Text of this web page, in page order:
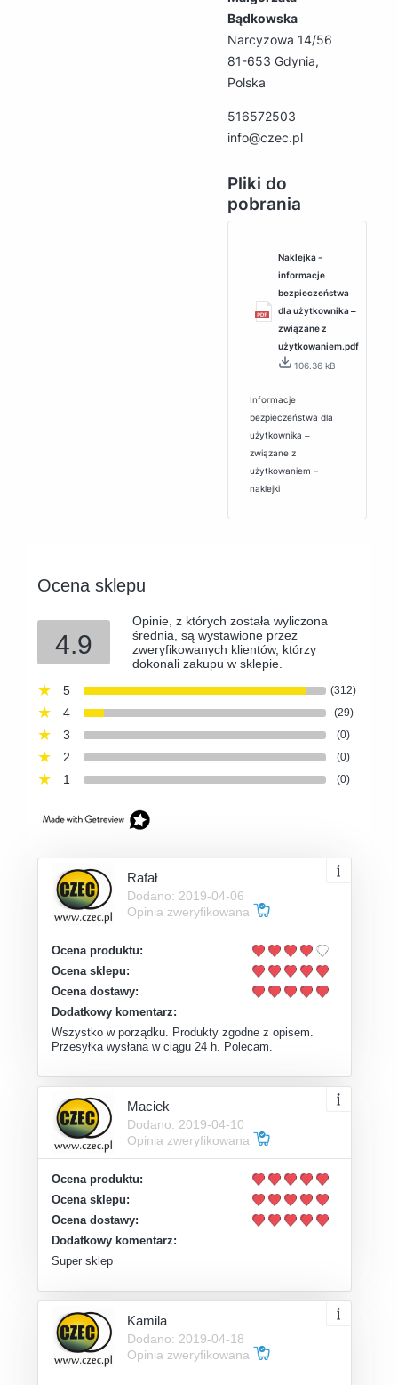
Bądkowska
Narcyzowa 14/56
81-653 Gdynia,
Polska
516572503
info@czec.pl
Pliki do
pobrania
Naklejka -
informacje
bezpieczeństwa
dla użytkownika ‒
związane z
użytkowaniem.pdf
106.36 kB
Informacje
bezpieczeństwa dla
użytkownika ‒
związane z
użytkowaniem –
naklejki
Ocena sklepu
4.9
Opinie, z których została wyliczona
średnia, są wystawione przez
zweryfikowanych klientów, którzy
dokonali zakupu w sklepie.
5
(312)
4 (29)
3 (0)
2 (0)
1 (0)
Rafał
Dodano: 2019-04-06
Opinia zweryfikowana
Ocena produktu:
Ocena sklepu:
Ocena dostawy:
Dodatkowy komentarz:
Wszystko w porządku. Produkty zgodne z opisem.
Przesyłka wysłana w ciągu 24 h. Polecam.
Maciek
Dodano: 2019-04-10
Opinia zweryfikowana
Ocena produktu:
Ocena sklepu:
Ocena dostawy:
Dodatkowy komentarz:
Super sklep
Kamila
Dodano: 2019-04-18
Opinia zweryfikowana